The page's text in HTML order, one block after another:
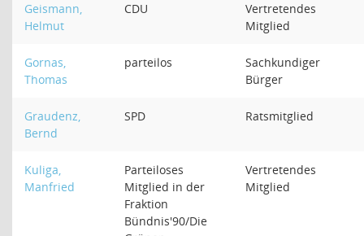
Geismann,
Helmut
CDU
Vertretendes
Mitglied
Gornas,
Thomas
parteilos
Sachkundiger
Bürger
Graudenz,
Bernd
SPD Ratsmitglied
Kuliga,
Manfried
Parteiloses
Mitglied in der
Fraktion
Bündnis'90/Die
Vertretendes
Mitglied